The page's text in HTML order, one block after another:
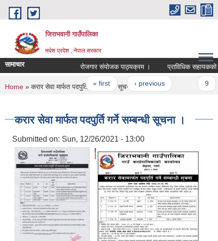
Skip to main content
जिराभवानी गाउँपालिका
मधेश प्रदेश , नेपाल सरकार
सामाचार रोजगार संयोजक पाठ्यक्रम । प्राविधिक सहायकको
Pages
« first ‹ previous
You are here
Home » करार सेवा मार्फत पदपुर्ति गर्ने सम्बन्धी सूचना ।
करार सेवा मार्फत पदपुर्ति गर्ने सम्बन्धी सूचना ।
Submitted on: Sun, 12/26/2021 - 13:00